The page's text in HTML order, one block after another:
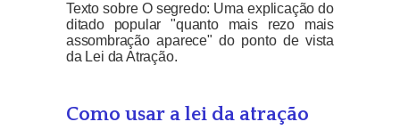
Texto sobre O segredo: Uma explicação do
ditado popular "quanto mais rezo mais
assombração aparece" do ponto de vista
da Lei da Atração.
Como usar a lei da atração